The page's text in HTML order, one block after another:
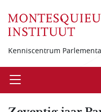
Kenniscentrum
Open